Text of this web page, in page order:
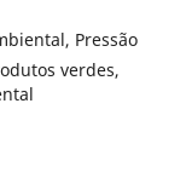
Pressão
verdes,